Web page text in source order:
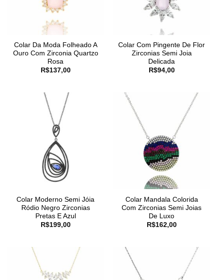
Colar Da Moda Folheado A
Ouro Com Zirconia Quartzo
Rosa
R$137,00
Colar Com Pingente De Flor
Zirconias Semi Joia
Delicada
R$94,00
Colar Moderno Semi Jóia
Ródio Negro Zirconias
Pretas E Azul
R$199,00
Colar Mandala Colorida
Com Zirconias Semi Joias
De Luxo
R$162,00